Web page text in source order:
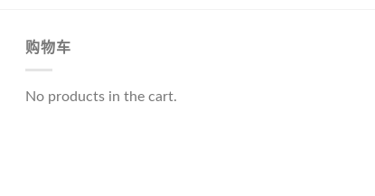
购物车
No products in the cart.